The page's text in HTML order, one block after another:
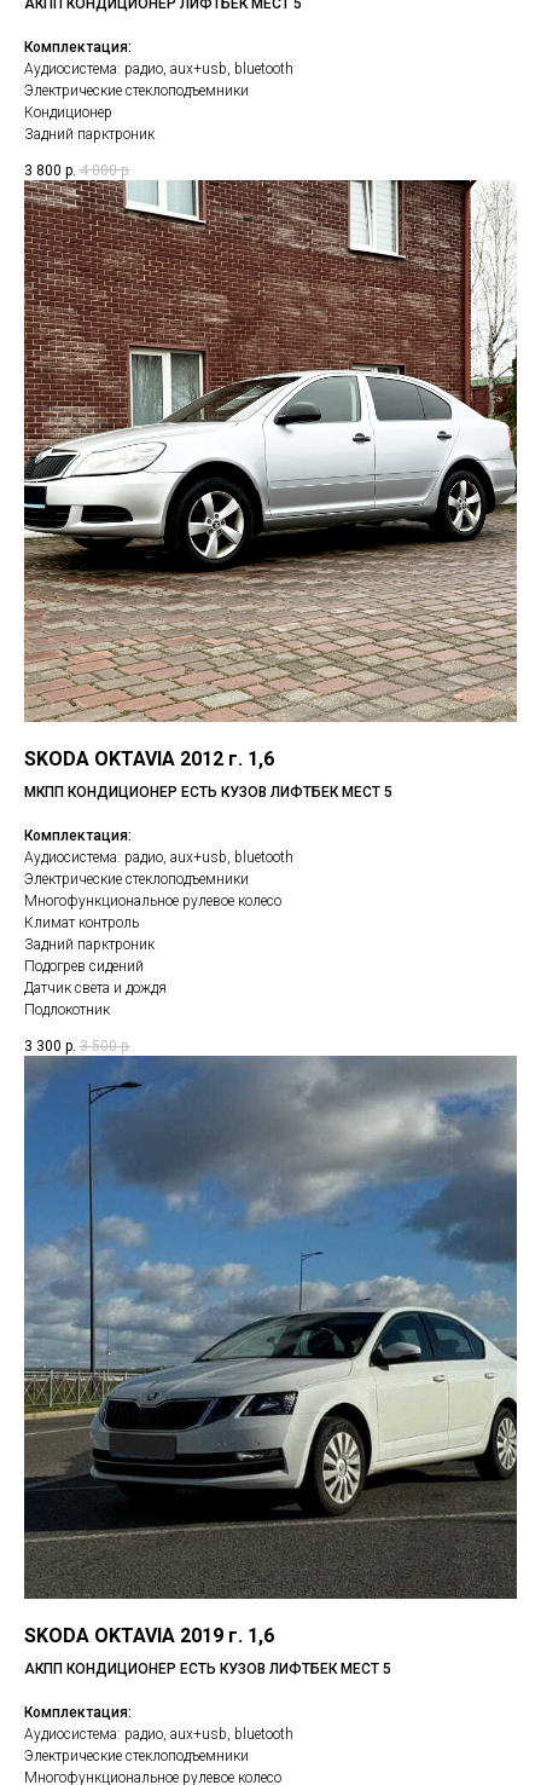
Комплектация:
Аудиосистема: радио, aux+usb, bluetooth
Электрические стеклоподъемники
Кондиционер
Задний парктроник
3 800 р. 4 000 р.
SKODA OKTAVIA 2012 г. 1,6
МКПП КОНДИЦИОНЕР ЕСТЬ КУЗОВ ЛИФТБЕК МЕСТ 5
Комплектация:
Аудиосистема: радио, aux+usb, bluetooth
Электрические стеклоподъемники
Многофункциональное рулевое колесо
Климат контроль
Задний парктроник
Подогрев сидений
Датчик света и дождя
Подлокотник
3 300 р. 3 500 р.
SKODA OKTAVIA 2019 г. 1,6
АКПП КОНДИЦИОНЕР ЕСТЬ КУЗОВ ЛИФТБЕК МЕСТ 5
Комплектация:
Аудиосистема: радио, aux+usb, bluetooth
Электрические стеклоподъемники
Многофункциональное рулевое колесо